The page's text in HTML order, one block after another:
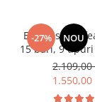
-27% NOU
Espressor
15 bari, 9
rezervor
1350W,
2.109,00
1.550,00